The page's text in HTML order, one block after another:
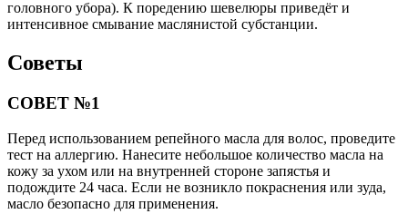
головного убора). К поредению шевелюры приведёт и
интенсивное смывание маслянистой субстанции.
Советы
СОВЕТ №1
Перед использованием репейного масла для волос, проведите
тест на аллергию. Нанесите небольшое количество масла на
кожу за ухом или на внутренней стороне запястья и
подождите 24 часа. Если не возникло покраснения или зуда,
масло безопасно для применения.